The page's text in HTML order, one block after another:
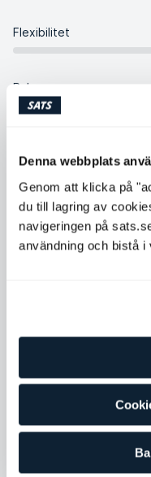
Denna webbplats
Genom att klicka på
du till lagring av
navigeringen på
användning och bistå
Flexibilitet
Balans